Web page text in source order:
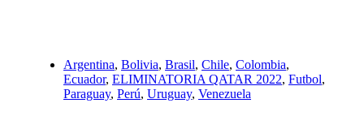
Argentina, Bolivia, Brasil, Chile, Colombia,
Ecuador, ELIMINATORIA QATAR 2022, Futbol,
Paraguay, Perú, Uruguay, Venezuela